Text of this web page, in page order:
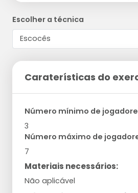
Escolher a técnica
Caraterísticas do
Número mínimo de
3
Número máximo de
7
Materiais necessários:
Não aplicável